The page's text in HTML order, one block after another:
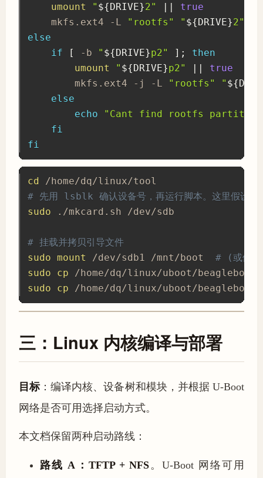
umount
" ${DRIVE}2" ||
true
    mkfs.ext4 -L
"rootfs" " ${DRIVE}2"
else
if
[ -b " ${DRIVE}p2" ] ;
then
umount
" ${DRIVE}p2" ||
true
        mkfs.ext4 -j -L
"rootfs" "
else
echo
"Cant find rootfs
fi
fi
cd
# 先用 lsblk 确认设备号，再运行脚本。这里假设
sudo ./mkcard.sh /dev/sdb
# 挂载并拷贝引导文件
sudo mount /dev/sdb1 /mnt/boot # (或依
sudo
cp
sudo
cp /home/dq/linux/uboot/
三：Linux 内核编译与部署
目标：编译内核、设备树和模块，并根据 U-Boot
网络是否可用选择启动方式。
本文档保留两种启动路线：
路线 A：TFTP + NFS。U-Boot 网络可用